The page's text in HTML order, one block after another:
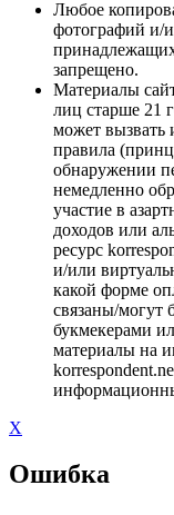
Любое
фотографий и/
запрещено.
Материалы
лиц старше 21
может вызвать
правила
обнаружении
немедленно
участие в
доходов или
ресурс
и/или
какой форме
связаны/могут
букмекерами
материалы на
X
Ошибка